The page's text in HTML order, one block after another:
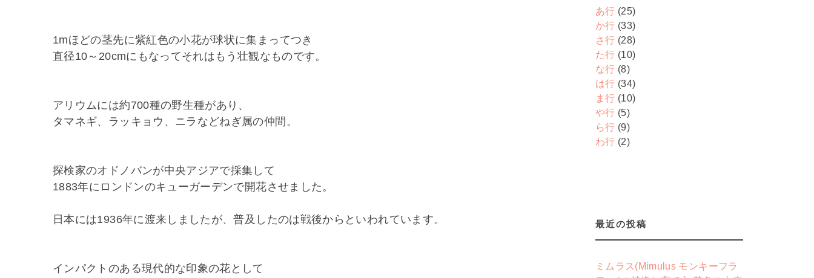
1mほどの茎先に紫紅色の小花が球状に集まってつき
直径10～20cmにもなってそれはもう壮観なものです。
アリウムには約700種の野生種があり、
タマネギ、ラッキョウ、ニラなどねぎ属の仲間。
探検家のオドノバンが中央アジアで採集して
1883年にロンドンのキューガーデンで開花させました。
日本には1936年に渡来しましたが、普及したのは戦後からといわれています。
インパクトのある現代的な印象の花として
あ行 (25)
か行 (33)
さ行 (28)
た行 (10)
な行 (8)
は行 (34)
ま行 (10)
や行 (5)
ら行 (9)
わ行 (2)
最近の投稿
ミムラス(Mimulus モンキーフラ